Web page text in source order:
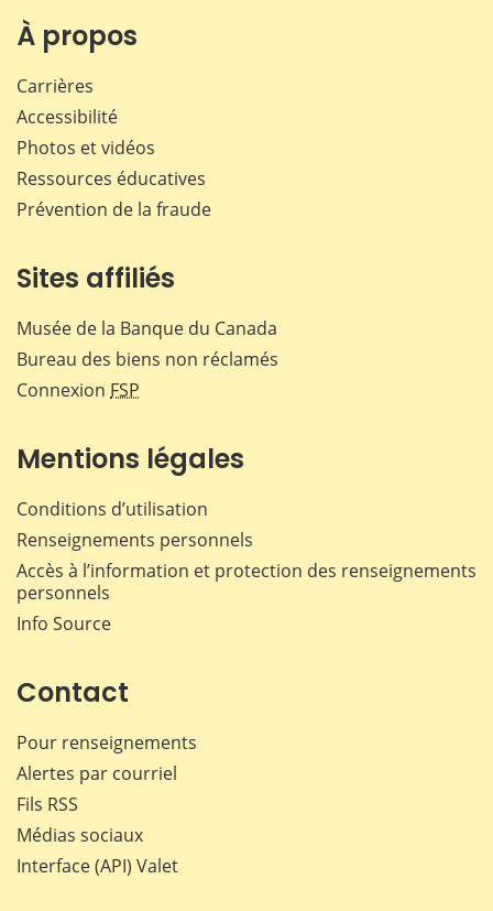
À propos
Carrières
Accessibilité
Photos et vidéos
Ressources éducatives
Prévention de la fraude
Sites affiliés
Musée de la Banque du Canada
Bureau des biens non réclamés
Connexion FSP
Mentions légales
Conditions d’utilisation
Renseignements personnels
Accès à l’information et protection des renseignements
personnels
Info Source
Contact
Pour renseignements
Alertes par courriel
Fils RSS
Médias sociaux
Interface (API) Valet